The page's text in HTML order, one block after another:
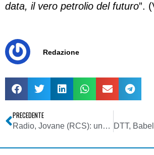
data, il vero petrolio del futuro”.
Redazione
PRECEDENTE
Radio, Jovane (RCS): una delle offerte per Finelco è italiana. Ma la sensazione è di stallo